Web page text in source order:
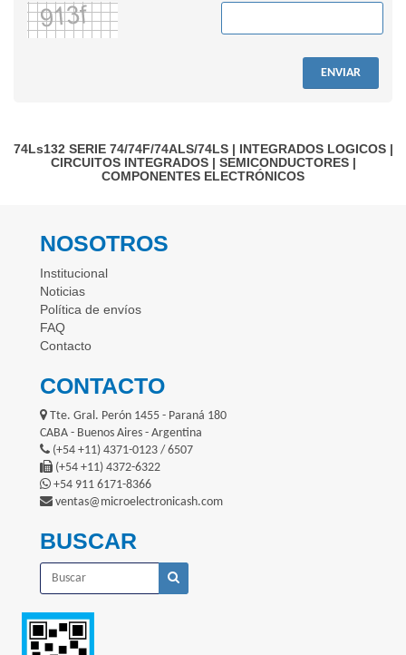
ENVIAR
74Ls132 SERIE 74/74F/74ALS/74LS| INTEGRADOS LOGICOS|
CIRCUITOS INTEGRADOS| SEMICONDUCTORES|
COMPONENTES ELECTRÓNICOS
NOSOTROS
Institucional
Noticias
Política de envíos
FAQ
Contacto
CONTACTO
Tte. Gral. Perón 1455 - Paraná 180
CABA - Buenos Aires - Argentina
(+54 +11) 4371-0123 / 6507
(+54 +11) 4372-6322
+54 911 6171-8366
ventas@microelectronicash.com
BUSCAR